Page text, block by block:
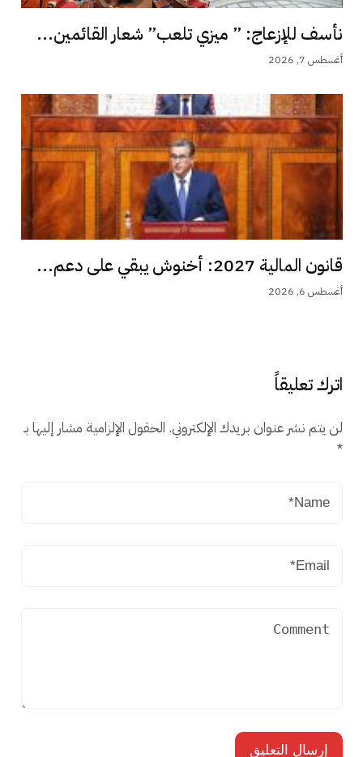
نأسف للإزعاج: ” ميزي تلعب” شعار القائمين...
أغسطس 7, 2026
قانون المالية 2027: أخنوش يبقي على دعم...
أغسطس 6, 2026
اترك تعليقاً
لن يتم نشر عنوان بريدك الإلكتروني. الحقول الإلزامية مشار إليها بـ
*